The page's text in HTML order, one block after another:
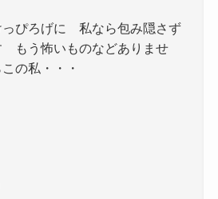
っぴろげに 私なら包み隠さず
もう怖いものなどありませ
の私・・・